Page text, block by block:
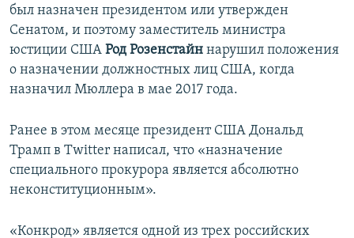
был назначен президентом или утвержден
Сенатом, и поэтому заместитель министра
юстиции США Род Розенстайн нарушил положения
о назначении должностных лиц США, когда
назначил Мюллера в мае 2017 года.
Ранее в этом месяце президент США Дональд
Трамп в Twitter написал, что «назначение
специального прокурора является абсолютно
неконституционным».
«Конкрод» является одной из трех российских